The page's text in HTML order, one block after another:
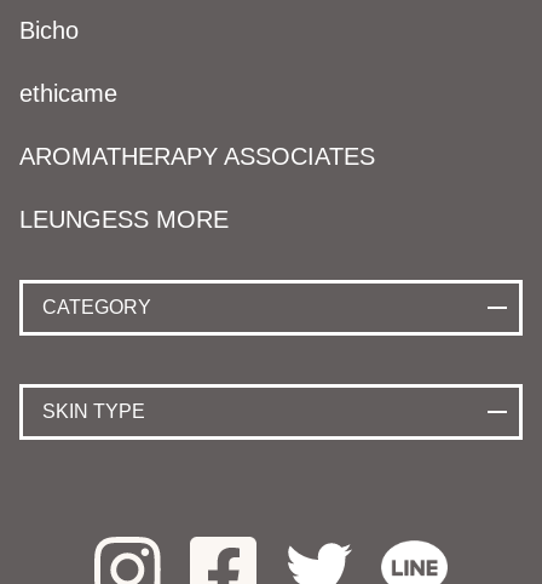
Bicho
ethicame
AROMATHERAPY ASSOCIATES
LEUNGESS MORE
CATEGORY
SKIN TYPE